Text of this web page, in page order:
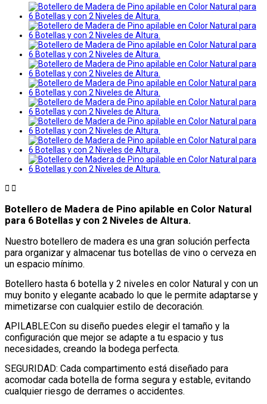
 
Botellero de Madera de Pino apilable en Color Natural
para 6 Botellas y con 2 Niveles de Altura.
Nuestro botellero de madera es una gran solución perfecta
para organizar y almacenar tus botellas de vino o cerveza en
un espacio mínimo.
Botellero hasta 6 botella y 2 niveles en color Natural y con un
muy bonito y elegante acabado lo que le permite adaptarse y
mimetizarse con cualquier estilo de decoración.
APILABLE:Con su diseño puedes elegir el tamaño y la
configuración que mejor se adapte a tu espacio y tus
necesidades, creando la bodega perfecta.
SEGURIDAD: Cada compartimento está diseñado para
acomodar cada botella de forma segura y estable, evitando
cualquier riesgo de derrames o accidentes.